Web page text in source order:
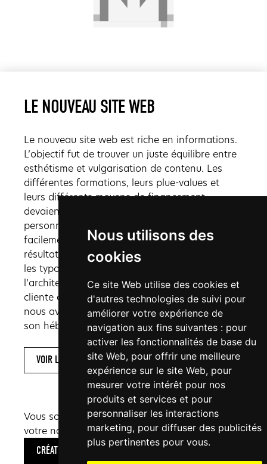
Nous utilisons des
cookies
Ce site Web utilise des cookies et
d'autres technologies de suivi pour
améliorer votre expérience de
navigation aux fins suivantes : pour
activer les fonctionnalités de base du
site Web, pour offrir une meilleure
expérience sur le site Web, pour
mesurer votre intérêt pour nos
produits et services et pour
personnaliser les interactions
marketing, pour diffuser des publicités
plus pertinentes pour vous.
LE NOUVEAU SITE WEB
Le nouveau site web est riche en informations.
L’objectif fut de trouver un juste équilibre entre
esthétisme et vulgarisation de contenu. Les
différentes formations, leurs plue-values et
leurs différents moyens de financement
devaient être compris rapidement afin que la
personne décisionnaire dans l’entreprise puisse
facilement faire son choix. Pour atteindre ce
résultat, nous avons longuement travaillé sur
les typographies, le code couleur et
l’architecture d’information. Une fois que notre
cliente a définitivement validé la maquette,
nous avons pu intégrer l’ensemble du projet sur
son hébergement.
VOIR LE SITE
Vous souhaitez en savoir plus sur la création de
votre nouveau site internet ?
CRÉATION WEB